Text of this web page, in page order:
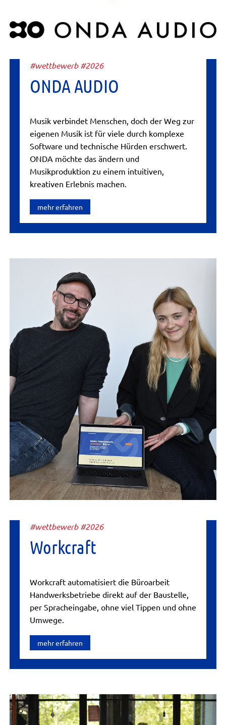
#wettbewerb #2026
ONDA AUDIO
Musik verbindet Menschen, doch der Weg zur
eigenen Musik ist für viele durch komplexe
Software und technische Hürden erschwert.
ONDA möchte das ändern und
Musikproduktion zu einem intuitiven,
kreativen Erlebnis machen.
mehr erfahren
#wettbewerb #2026
Workcraft
Workcraft automatisiert die Büroarbeit
Handwerksbetriebe direkt auf der Baustelle,
per Spracheingabe, ohne viel Tippen und ohne
Umwege.
mehr erfahren